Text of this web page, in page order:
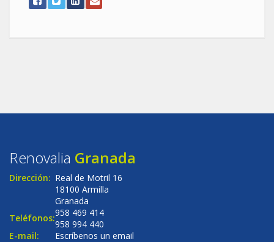
Renovalia Granada
Dirección: Real de Motril 16
18100 Armilla
Granada
Teléfonos:958 469 414
958 994 440
E-mail:
Escríbenos un email